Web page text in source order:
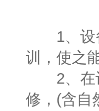
1、设备
训，使之
2、在设
修，(含自